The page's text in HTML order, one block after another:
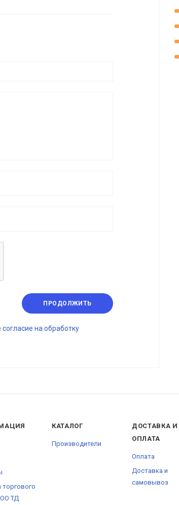
ПРОДОЛЖИТЬ
согласие на обработку
торгового
ТД
КАТАЛОГ
Производители
ДОСТАВКА И
ОПЛАТА
Оплата
Доставка и
самовывоз